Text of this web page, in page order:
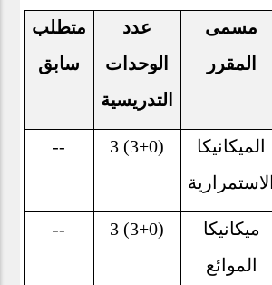
مسمى
المقرر
عدد
الوحدات
التدريسية
متطلب
سابق
الميكانيكا
الاستمرارية
3 (3+0)
--
ميكانيكا
الموائع
3 (3+0)
--